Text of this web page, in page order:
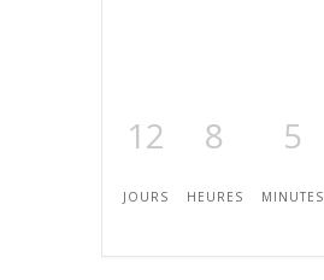
12
JOURS
8
HEURES
5
MINUTES